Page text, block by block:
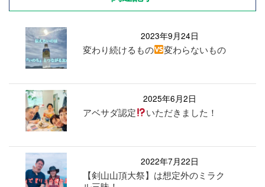
2023年9月24日
変わり続けるもの 変わらないもの
2025年6月2日
アベサダ認定 いただきました！
2022年7月22日
【剣山山頂大祭】は想定外のミラク